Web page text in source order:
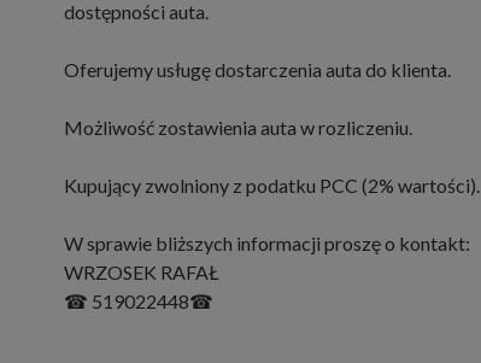
dostępności auta.
Oferujemy usługę dostarczenia auta do klienta.
Możliwość zostawienia auta w rozliczeniu.
Kupujący zwolniony z podatku PCC (2% wartości).
W sprawie bliższych informacji proszę o kontakt:
WRZOSEK RAFAŁ
☎ 519022448☎